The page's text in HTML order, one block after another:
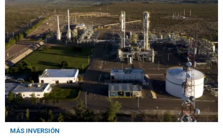
MÁS INVERSIÓN